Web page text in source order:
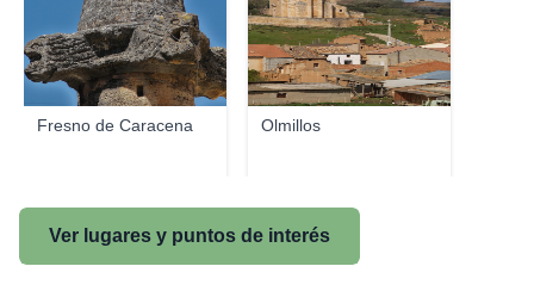
Fresno de Caracena Olmillos
Ver lugares y puntos de interés